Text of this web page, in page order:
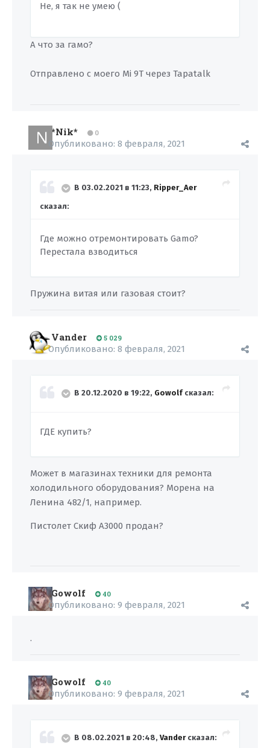
Не, я так не умею (
А что за гамо?
Отправлено с моего Mi 9T через Tapatalk
*Nik* 0
Опубликовано: 8 февраля, 2021
В 03.02.2021 в 11:23, Ripper_Aer
сказал:
Где можно отремонтировать Gamo?
Перестала взводиться
Пружина витая или газовая стоит?
Vander 5 029
Опубликовано: 8 февраля, 2021
В 20.12.2020 в 19:22, Gowolfсказал:
ГДЕ купить?
Может в магазинах техники для ремонта
холодильного оборудования? Морена на
Ленина 482/1, например.
Пистолет Скиф А3000 продан?
Gowolf 40
Опубликовано: 9 февраля, 2021
.
Gowolf 40
Опубликовано: 9 февраля, 2021
В 08.02.2021 в 20:48, Vanderсказал: